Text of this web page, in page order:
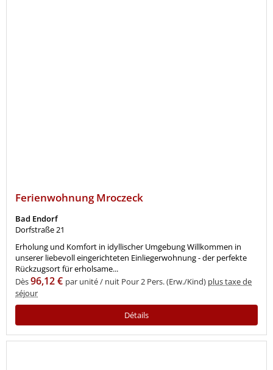
Ferienwohnung Mroczeck
Bad Endorf
Dorfstraße 21
Erholung und Komfort in idyllischer Umgebung Willkommen in
unserer liebevoll eingerichteten Einliegerwohnung - der perfekte
Rückzugsort für erholsame...
Dès96,12 € par unité / nuit Pour 2 Pers. (Erw./Kind) plus taxe de
séjour
Détails